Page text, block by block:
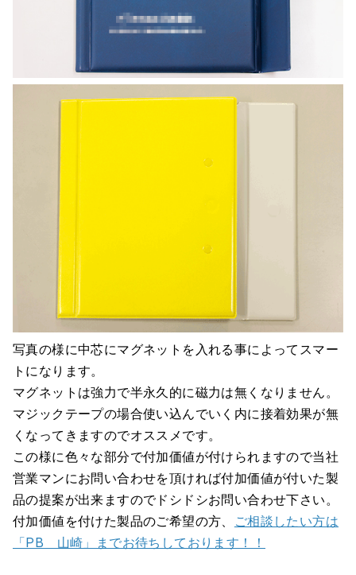
写真の様に中芯にマグネットを入れる事によってスマー
トになります。
マグネットは強力で半永久的に磁力は無くなりません。
マジックテープの場合使い込んでいく内に接着効果が無
くなってきますのでオススメです。
この様に色々な部分で付加価値が付けられますので当社
営業マンにお問い合わせを頂ければ付加価値が付いた製
品の提案が出来ますのでドシドシお問い合わせ下さい。
付加価値を付けた製品のご希望の方、
ご相談したい方は
「PB 山崎」までお待ちしております！！